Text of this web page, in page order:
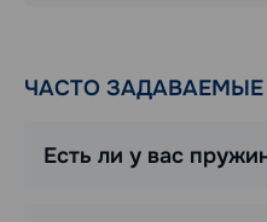
ЧАСТО
Есть ли у вас